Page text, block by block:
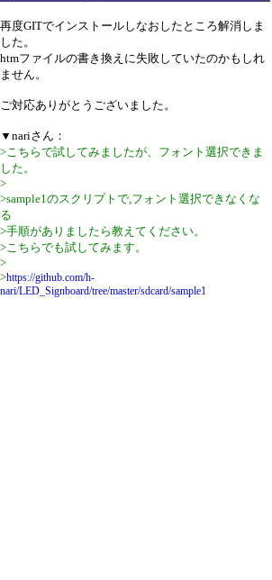
再度GITでインストールしなおしたところ解消しま
した。
htmファイルの書き換えに失敗していたのかもしれ
ません。
ご対応ありがとうございました。
▼nariさん：
>こちらで試してみましたが、フォント選択できま
した。
>
>sample1のスクリプトで,フォント選択できなくな
る
>手順がありましたら教えてください。
>こちらでも試してみます。
>
>https://github.com/h-
nari/LED_Signboard/tree/master/sdcard/sample1